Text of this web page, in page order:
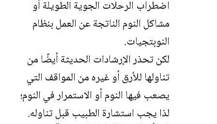
اضطراب الرحلات الجوية الطويلة أو
مشاكل النوم الناتجة عن العمل بنظام
النوبتجيات.
لكن تحذر الإرشادات الحديثة أيضًا من
تناولها للأرق أو غيره من المواقف التي
يصعب فيها النوم أو الاستمرار في النوم؛
لذا يجب استشارة الطبيب قبل تناوله.